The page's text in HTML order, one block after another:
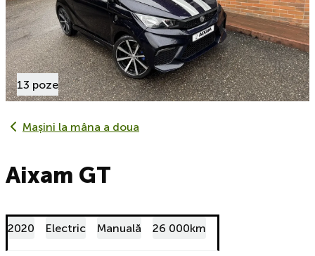
13 poze
Mașini la mâna a doua
Aixam GT
2020 Electric Manuală 26 000km